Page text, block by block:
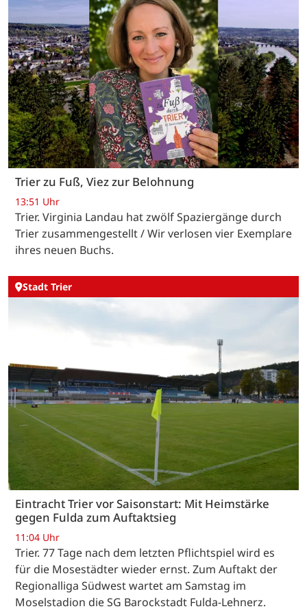
Trier zu Fuß, Viez zur Belohnung
13:51 Uhr
Trier. Virginia Landau hat zwölf Spaziergänge durch
Trier zusammengestellt / Wir verlosen vier Exemplare
ihres neuen Buchs.
Stadt Trier
Eintracht Trier vor Saisonstart: Mit Heimstärke
gegen Fulda zum Auftaktsieg
11:04 Uhr
Trier. 77 Tage nach dem letzten Pflichtspiel wird es
für die Mosestädter wieder ernst. Zum Auftakt der
Regionalliga Südwest wartet am Samstag im
Moselstadion die SG Barockstadt Fulda-Lehnerz.